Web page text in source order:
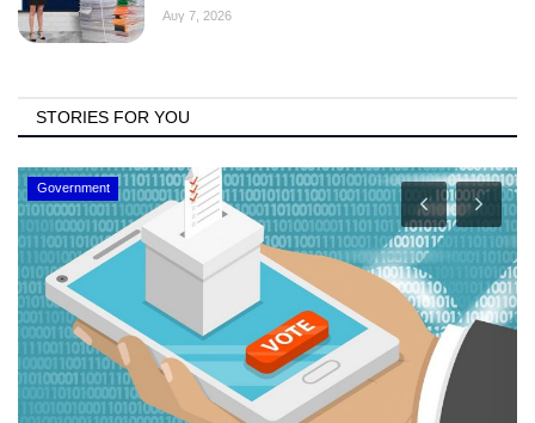
Αυγ 7, 2026
STORIES FOR YOU
Government